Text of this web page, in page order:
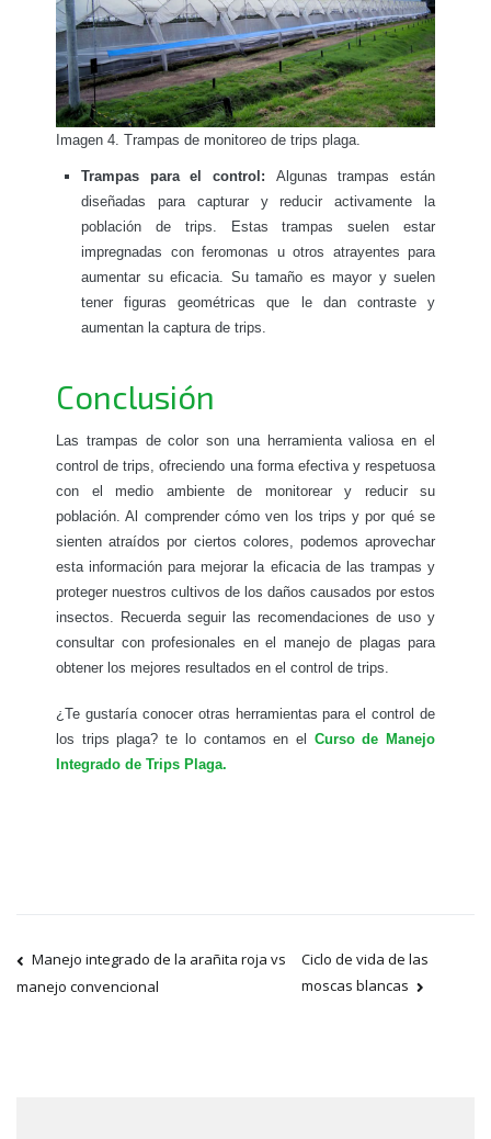
Imagen 4. Trampas de monitoreo de trips plaga.
Trampas para el control: Algunas trampas están
diseñadas para capturar y reducir activamente la
población de trips. Estas trampas suelen estar
impregnadas con feromonas u otros atrayentes para
aumentar su eficacia. Su tamaño es mayor y suelen
tener figuras geométricas que le dan contraste y
aumentan la captura de trips.
Conclusión
Las trampas de color son una herramienta valiosa en el
control de trips, ofreciendo una forma efectiva y respetuosa
con el medio ambiente de monitorear y reducir su
población. Al comprender cómo ven los trips y por qué se
sienten atraídos por ciertos colores, podemos aprovechar
esta información para mejorar la eficacia de las trampas y
proteger nuestros cultivos de los daños causados por estos
insectos. Recuerda seguir las recomendaciones de uso y
consultar con profesionales en el manejo de plagas para
obtener los mejores resultados en el control de trips.
¿Te gustaría conocer otras herramientas para el control de
los trips plaga? te lo contamos en el Curso de Manejo
Integrado de Trips Plaga.
Manejo integrado de la arañita roja vs
manejo convencional
Ciclo de vida de las
moscas blancas